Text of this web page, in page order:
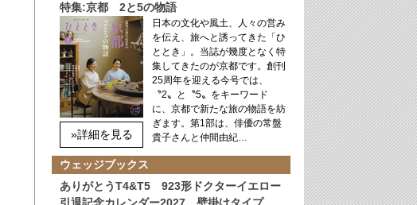
特集:京都 2と5の物語
»詳細を見る
日本の文化や風土、人々の営み
を伝え、旅へと誘ってきた「ひ
ととき」。当誌が幾度となく特
集してきたのが京都です。創刊
25周年を迎える今号では、
〝2〟と〝5〟をキーワード
に、京都で新たな旅の物語を紡
ぎます。第1部は、俳優の常盤
貴子さんと仲間由紀…
ウェッジブックス
ありがとうT4&T5 923形ドクターイエロー